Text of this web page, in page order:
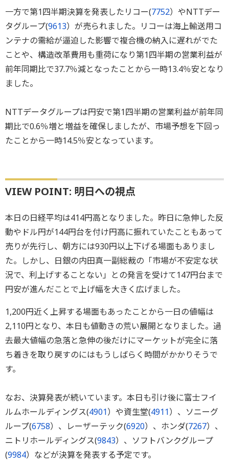
一方で第1四半期決算を発表したリコー(7752）やNTTデー
タグループ(9613）が売られました。リコーは海上輸送用コ
ンテナの需給が逼迫した影響で複合機の納入に遅れがでた
ことや、構造改革費用も重荷になり第1四半期の営業利益が
前年同期比で37.7％減となったことから一時13.4％安となり
ました。
NTTデータグループは円安で第1四半期の営業利益が前年同
期比で0.6％増と増益を確保しましたが、市場予想を下回っ
たことから一時14.5％安となっています。
VIEW POINT: 明日への視点
本日の日経平均は414円高となりました。昨日に急伸した反
動やドル円が144円台を付け円高に振れていたこともあって
売りが先行し、朝方には930円以上下げる場面もありまし
た。しかし、日銀の内田真一副総裁の「市場が不安定な状
況で、利上げすることない」との発言を受けて147円台まで
円安が進んだことで上げ幅を大きく広げました。
1,200円近く上昇する場面もあったことから一日の値幅は
2,110円となり、本日も値動きの荒い展開となりました。過
去最大値幅の急落と急伸の後だけにマーケットが完全に落
ち着きを取り戻すのにはもうしばらく時間がかかりそうで
す。
なお、決算発表が続いています。本日も引け後に富士フイ
ルムホールディングス(4901）や資生堂(4911）、ソニーグ
ループ(6758）、レーザーテック(6920）、ホンダ(7267）、
ニトリホールディングス(9843）、ソフトバンクグループ
(9984）などが決算を発表する予定です。